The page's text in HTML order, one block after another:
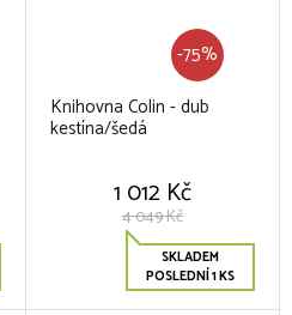
-75%
Knihovna Colin - dub
kestína/šedá
1 012 Kč
4 049 Kč
SKLADEM
POSLEDNÍ 1 KS